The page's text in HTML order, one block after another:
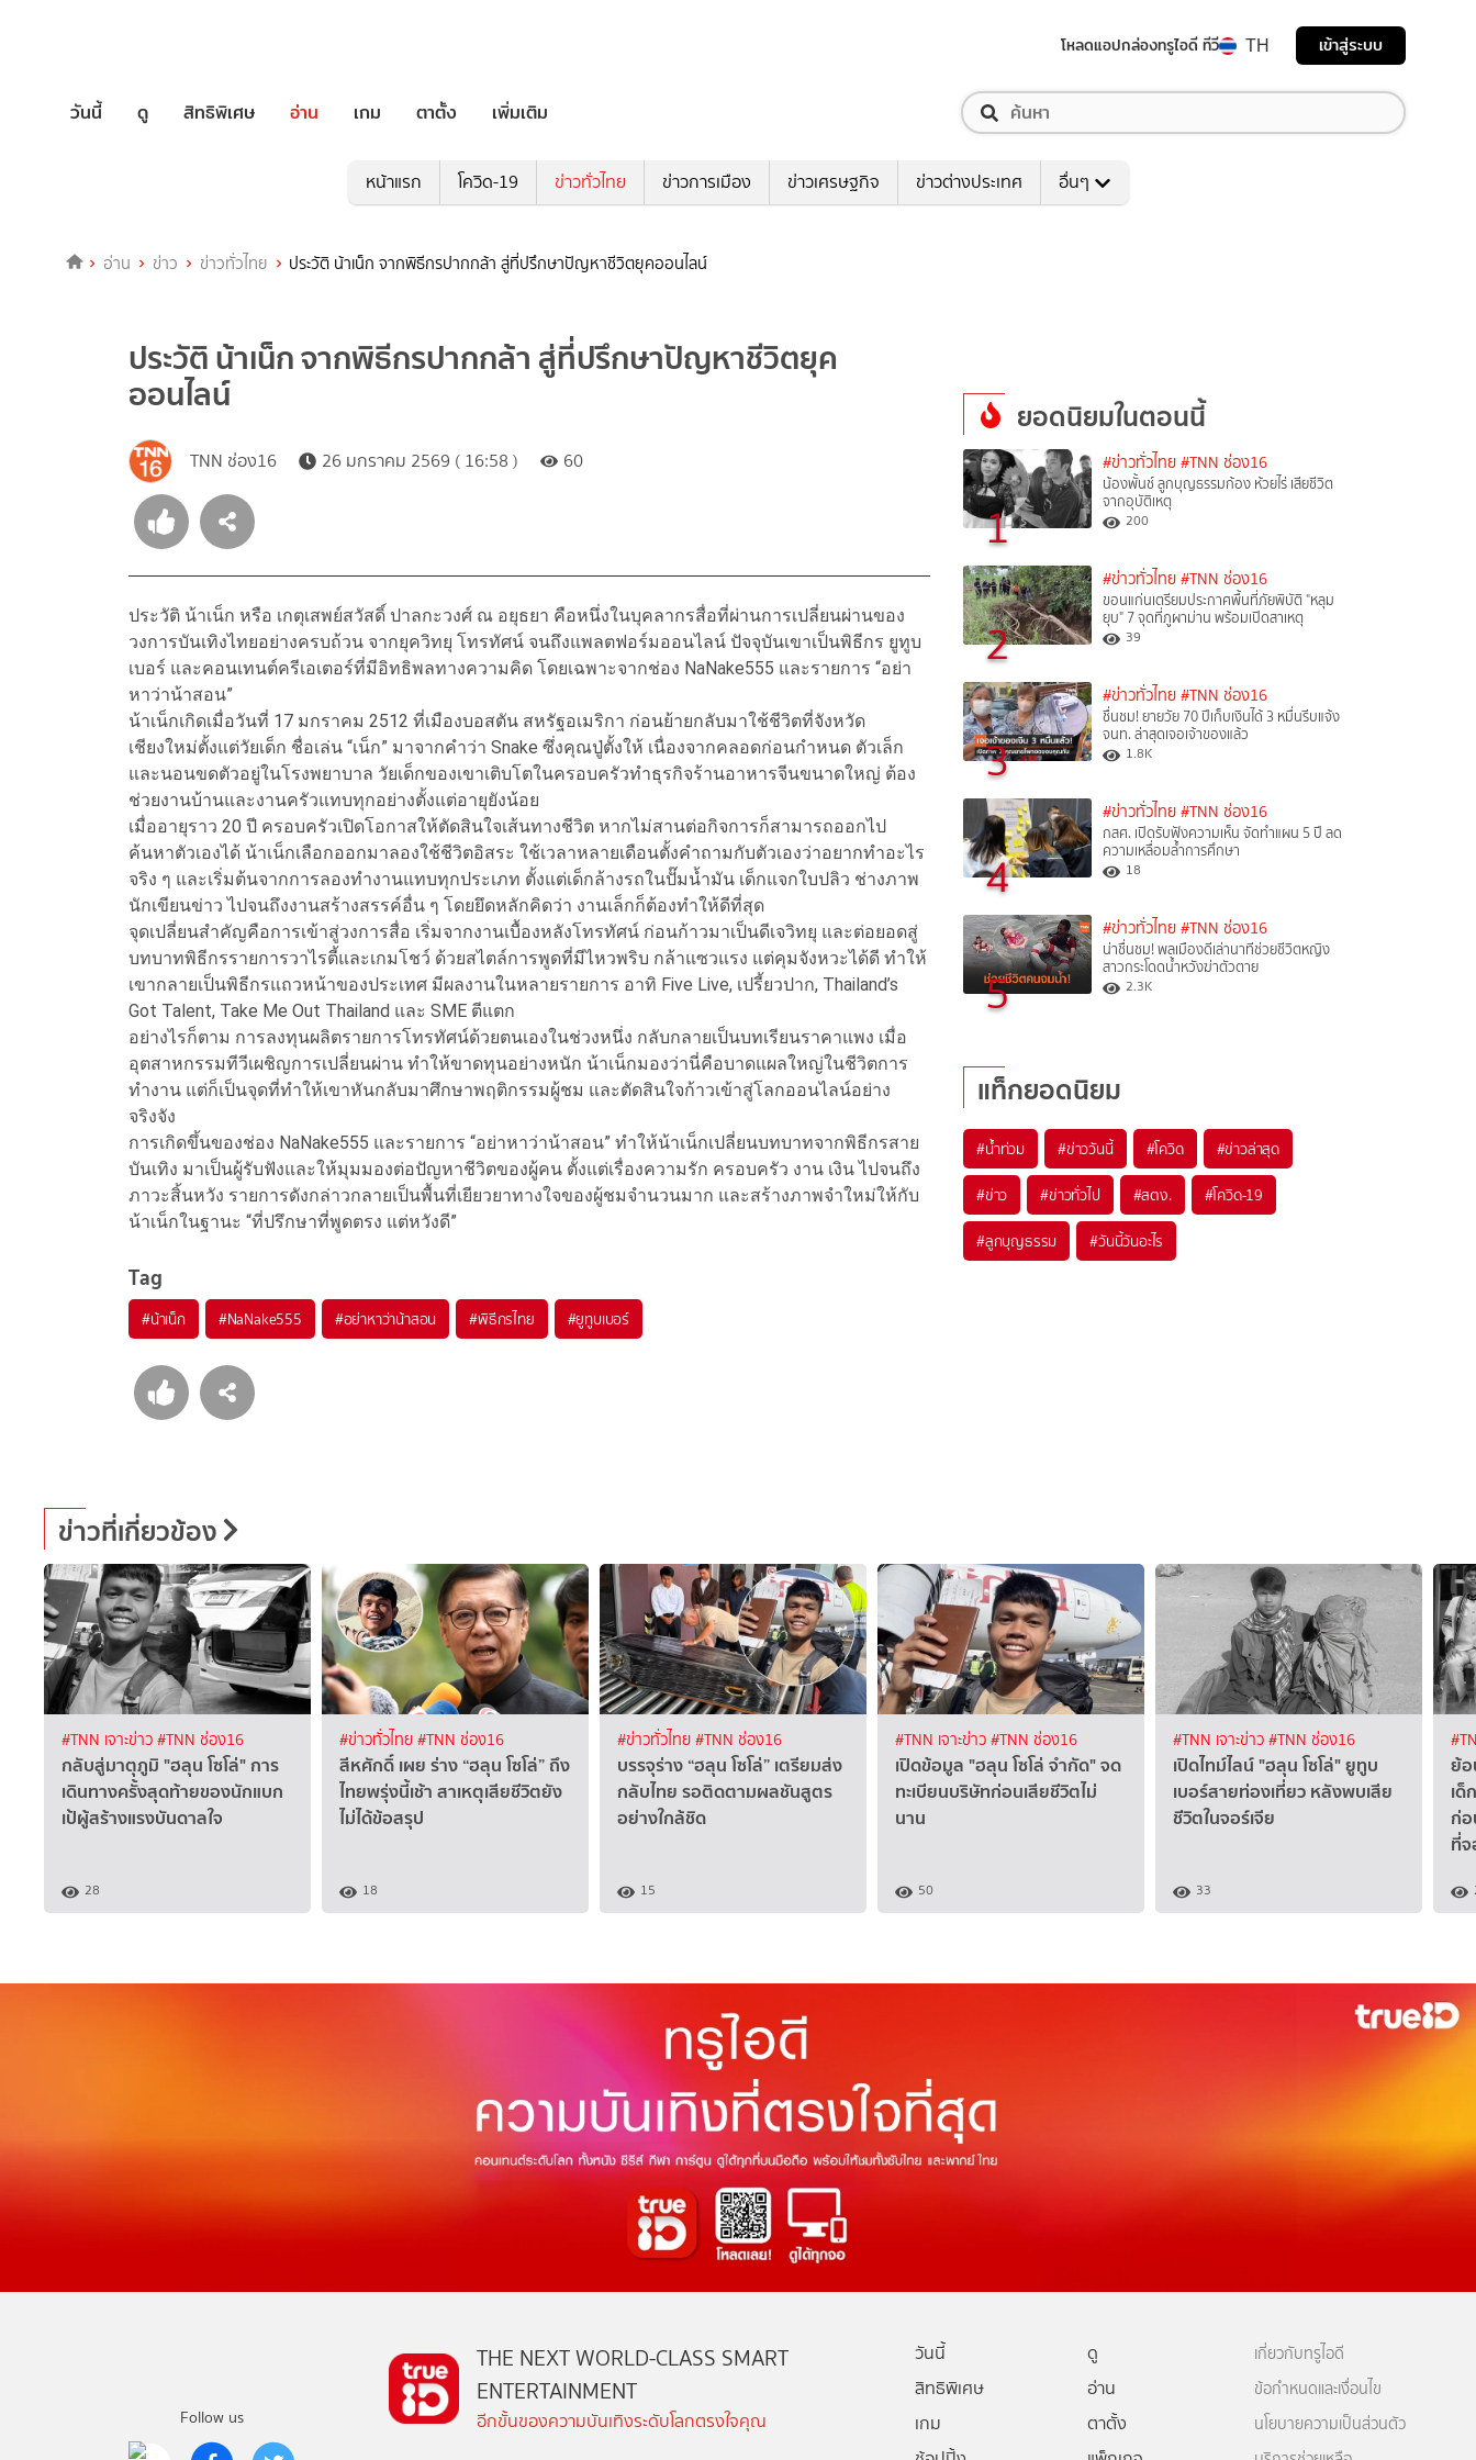
โหลดแอปกล่องทรูไอดี ทีวี TH เข้าสู่ระบบ
วันนี้ ดู สิทธิพิเศษ อ่าน เกม ตาตั้ง เพิ่มเติม
หน้าแรก โควิด-19 ข่าวทั่วไทย ข่าวการเมือง ข่าวเศรษฐกิจ ข่าวต่างประเทศ อื่นๆ
อ่าน ข่าว ข่าวทั่วไทย ประวัติ น้าเน็ก จากพิธีกรปากกล้า สู่ที่ปรึกษาปัญหาชีวิตยุคออนไลน์
ประวัติ น้าเน็ก จากพิธีกรปากกล้า สู่ที่ปรึกษาปัญหาชีวิตยุค
ออนไลน์
TNN ช่อง16 26 มกราคม 2569 ( 16:58 ) 60
ประวัติ น้าเน็ก หรือ เกตุเสพย์สวัสดิ์ ปาลกะวงศ์ ณ อยุธยา คือหนึ่งในบุคลากรสื่อที่ผ่านการเปลี่ยนผ่านของ
วงการบันเทิงไทยอย่างครบถ้วน จากยุควิทยุ โทรทัศน์ จนถึงแพลตฟอร์มออนไลน์ ปัจจุบันเขาเป็นพิธีกร ยูทูบ
เบอร์ และคอนเทนต์ครีเอเตอร์ที่มีอิทธิพลทางความคิด โดยเฉพาะจากช่อง NaNake555 และรายการ “อย่า
หาว่าน้าสอน”
น้าเน็กเกิดเมื่อวันที่ 17 มกราคม 2512 ที่เมืองบอสตัน สหรัฐอเมริกา ก่อนย้ายกลับมาใช้ชีวิตที่จังหวัด
เชียงใหม่ตั้งแต่วัยเด็ก ชื่อเล่น “เน็ก” มาจากคำว่า Snake ซึ่งคุณปู่ตั้งให้ เนื่องจากคลอดก่อนกำหนด ตัวเล็ก
และนอนขดตัวอยู่ในโรงพยาบาล วัยเด็กของเขาเติบโตในครอบครัวทำธุรกิจร้านอาหารจีนขนาดใหญ่ ต้อง
ช่วยงานบ้านและงานครัวแทบทุกอย่างตั้งแต่อายุยังน้อย
เมื่ออายุราว 20 ปี ครอบครัวเปิดโอกาสให้ตัดสินใจเส้นทางชีวิต หากไม่สานต่อกิจการก็สามารถออกไป
ค้นหาตัวเองได้ น้าเน็กเลือกออกมาลองใช้ชีวิตอิสระ ใช้เวลาหลายเดือนตั้งคำถามกับตัวเองว่าอยากทำอะไร
จริง ๆ และเริ่มต้นจากการลองทำงานแทบทุกประเภท ตั้งแต่เด็กล้างรถในปั๊มน้ำมัน เด็กแจกใบปลิว ช่างภาพ
นักเขียนข่าว ไปจนถึงงานสร้างสรรค์อื่น ๆ โดยยึดหลักคิดว่า งานเล็กก็ต้องทำให้ดีที่สุด
จุดเปลี่ยนสำคัญคือการเข้าสู่วงการสื่อ เริ่มจากงานเบื้องหลังโทรทัศน์ ก่อนก้าวมาเป็นดีเจวิทยุ และต่อยอดสู่
บทบาทพิธีกรรายการวาไรตี้และเกมโชว์ ด้วยสไตล์การพูดที่มีไหวพริบ กล้าแซวแรง แต่คุมจังหวะได้ดี ทำให้
เขากลายเป็นพิธีกรแถวหน้าของประเทศ มีผลงานในหลายรายการ อาทิ Five Live, เปรี้ยวปาก, Thailand’s
Got Talent, Take Me Out Thailand และ SME ตีแตก
อย่างไรก็ตาม การลงทุนผลิตรายการโทรทัศน์ด้วยตนเองในช่วงหนึ่ง กลับกลายเป็นบทเรียนราคาแพง เมื่อ
อุตสาหกรรมทีวีเผชิญการเปลี่ยนผ่าน ทำให้ขาดทุนอย่างหนัก น้าเน็กมองว่านี่คือบาดแผลใหญ่ในชีวิตการ
ทำงาน แต่ก็เป็นจุดที่ทำให้เขาหันกลับมาศึกษาพฤติกรรมผู้ชม และตัดสินใจก้าวเข้าสู่โลกออนไลน์อย่าง
จริงจัง
การเกิดขึ้นของช่อง NaNake555 และรายการ “อย่าหาว่าน้าสอน” ทำให้น้าเน็กเปลี่ยนบทบาทจากพิธีกรสาย
บันเทิง มาเป็นผู้รับฟังและให้มุมมองต่อปัญหาชีวิตของผู้คน ตั้งแต่เรื่องความรัก ครอบครัว งาน เงิน ไปจนถึง
ภาวะสิ้นหวัง รายการดังกล่าวกลายเป็นพื้นที่เยียวยาทางใจของผู้ชมจำนวนมาก และสร้างภาพจำใหม่ให้กับ
น้าเน็กในฐานะ “ที่ปรึกษาที่พูดตรง แต่หวังดี”
Tag
#น้าเน็ก #NaNake555 #อย่าหาว่าน้าสอน #พิธีกรไทย #ยูทูบเบอร์
ยอดนิยมในตอนนี้
1
#ข่าวทั่วไทย #TNN ช่อง16
น้องพั้นช์ ลูกบุญธรรมก้อง ห้วยไร่ เสียชีวิต
จากอุบัติเหตุ
200
2
#ข่าวทั่วไทย #TNN ช่อง16
ขอนแก่นเตรียมประกาศพื้นที่ภัยพิบัติ "หลุม
ยุบ" 7 จุดที่ภูผาม่าน พร้อมเปิดสาเหตุ
39
3
#ข่าวทั่วไทย #TNN ช่อง16
ชื่นชม! ยายวัย 70 ปีเก็บเงินได้ 3 หมื่นรีบแจ้ง
จนท. ล่าสุดเจอเจ้าของแล้ว
1.8K
4
#ข่าวทั่วไทย #TNN ช่อง16
กสศ. เปิดรับฟังความเห็น จัดทำแผน 5 ปี ลด
ความเหลื่อมล้ำการศึกษา
18
5
#ข่าวทั่วไทย #TNN ช่อง16
น่าชื่นชม! พลเมืองดีเล่านาทีช่วยชีวิตหญิง
สาวกระโดดน้ำหวังฆ่าตัวตาย
2.3K
แท็กยอดนิยม
#น้ำท่วม #ข่าววันนี้ #โควิด #ข่าวล่าสุด
#ข่าว #ข่าวทั่วไป #สตง. #โควิด-19
#ลูกบุญธรรม #วันนี้วันอะไร
ข่าวที่เกี่ยวข้อง
#TNN เจาะข่าว#TNN ช่อง16
กลับสู่มาตุภูมิ "ฮลุน โซโล่" การ
เดินทางครั้งสุดท้ายของนักแบก
เป้ผู้สร้างแรงบันดาลใจ
28
#ข่าวทั่วไทย#TNN ช่อง16
สีหศักดิ์ เผย ร่าง “ฮลุน โซโล่” ถึง
ไทยพรุ่งนี้เช้า สาเหตุเสียชีวิตยัง
ไม่ได้ข้อสรุป
18
#ข่าวทั่วไทย#TNN ช่อง16
บรรจุร่าง “ฮลุน โซโล่” เตรียมส่ง
กลับไทย รอติดตามผลชันสูตร
อย่างใกล้ชิด
15
#TNN เจาะข่าว#TNN ช่อง16
เปิดข้อมูล "ฮลุน โซโล่ จำกัด" จด
ทะเบียนบริษัทก่อนเสียชีวิตไม่
นาน
50
#TNN เจาะข่าว#TNN ช่อง16
เปิดไทม์ไลน์ "ฮลุน โซโล่" ยูทูบ
เบอร์สายท่องเที่ยว หลังพบเสีย
ชีวิตในจอร์เจีย
33
ย้อ
เด็
ก่
ที่จ
Follow us
THE NEXT WORLD-CLASS SMART
ENTERTAINMENT
อีกขั้นของความบันเทิงระดับโลกตรงใจคุณ
วันนี้
ดู
สิทธิพิเศษ
อ่าน
เกม
ตาตั้ง
เกี่ยวกับทรูไอดี
ข้อกำหนดและเงื่อนไข
นโยบายความเป็นส่วนตัว